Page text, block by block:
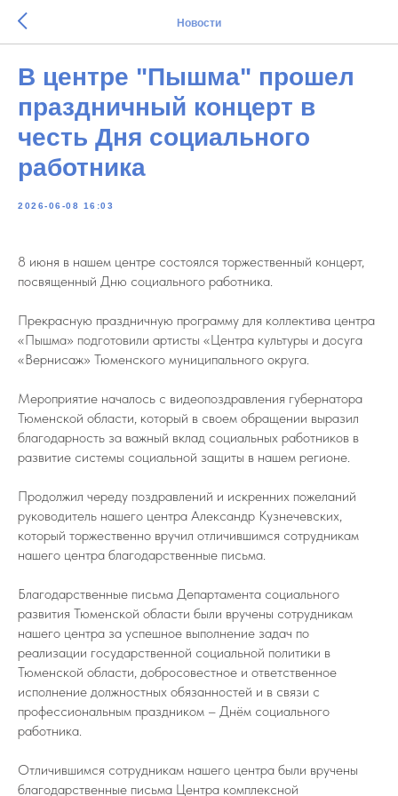
Новости
В центре "Пышма" прошел
праздничный концерт в
честь Дня социального
работника
2026-06-08 16:03
8 июня в нашем центре состоялся торжественный концерт,
посвященный Дню социального работника.
Прекрасную праздничную программу для коллектива центра
«Пышма» подготовили артисты «Центра культуры и досуга
«Вернисаж» Тюменского муниципального округа.
Мероприятие началось с видеопоздравления губернатора
Тюменской области, который в своем обращении выразил
благодарность за важный вклад социальных работников в
развитие системы социальной защиты в нашем регионе.
Продолжил череду поздравлений и искренних пожеланий
руководитель нашего центра Александр Кузнечевских,
который торжественно вручил отличившимся сотрудникам
нашего центра благодарственные письма.
Благодарственные письма Департамента социального
развития Тюменской области были вручены сотрудникам
нашего центра за успешное выполнение задач по
реализации государственной социальной политики в
Тюменской области, добросовестное и ответственное
исполнение должностных обязанностей и в связи с
профессиональным праздником – Днём социального
работника.
Отличившимся сотрудникам нашего центра были вручены
благодарственные письма Центра комплексной